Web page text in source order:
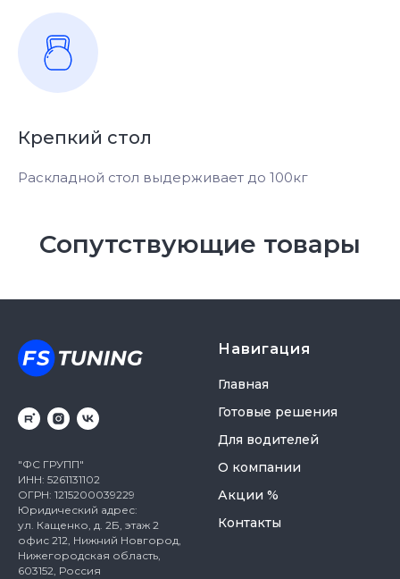
Крепкий стол
Раскладной стол выдерживает до 100кг
Сопутствующие товары
"ФС ГРУПП"
ИНН: 5261131102
ОГРН: 1215200039229
Юридический адрес:
ул. Кащенко, д. 2Б, этаж 2
офис 212, Нижний Новгород,
Нижегородская область,
603152, Россия
Навигация
Главная
Готовые решения
Для водителей
О компании
Акции %
Контакты